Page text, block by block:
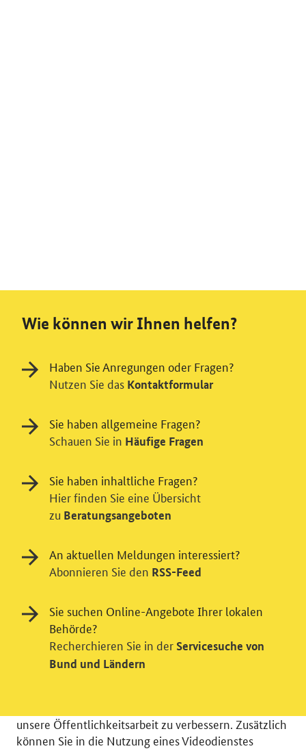
Einwilligung in Tracking und / oder
Videodienst
Wir bitten Sie an dieser Stelle um Ihre Einwilligung für
unsere Öffentlichkeitsarbeit zu verbessern. Zusätzlich
können Sie in die Nutzung eines Videodienstes
Wie können wir Ihnen helfen?
Haben Sie Anregungen oder Fragen?
Nutzen Sie das Kontaktformular
Sie haben allgemeine Fragen?
Schauen Sie in Häufige Fragen
Sie haben inhaltliche Fragen?
Hier finden Sie eine Übersicht
zu Beratungsangeboten
An aktuellen Meldungen interessiert?
Abonnieren Sie den RSS-Feed
Sie suchen Online-Angebote Ihrer lokalen
Behörde?
Recherchieren Sie in der Servicesuche von
Bund und Ländern